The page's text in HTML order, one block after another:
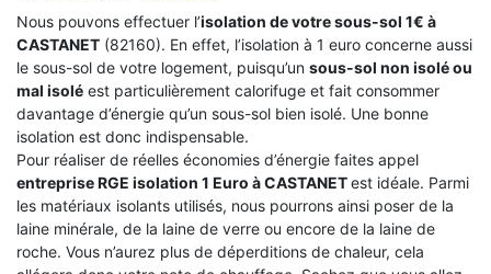
Nous pouvons effectuer l’isolation de votre sous-sol 1€ à
CASTANET (82160). En effet, l’isolation à 1 euro concerne aussi
le sous-sol de votre logement, puisqu’un sous-sol non isolé ou
mal isolé est particulièrement calorifuge et fait consommer
davantage d’énergie qu’un sous-sol bien isolé. Une bonne
isolation est donc indispensable.
Pour réaliser de réelles économies d’énergie faites appel
entreprise RGE isolation 1 Euro à CASTANETest idéale. Parmi
les matériaux isolants utilisés, nous pourrons ainsi poser de la
laine minérale, de la laine de verre ou encore de la laine de
roche. Vous n’aurez plus de déperditions de chaleur, cela